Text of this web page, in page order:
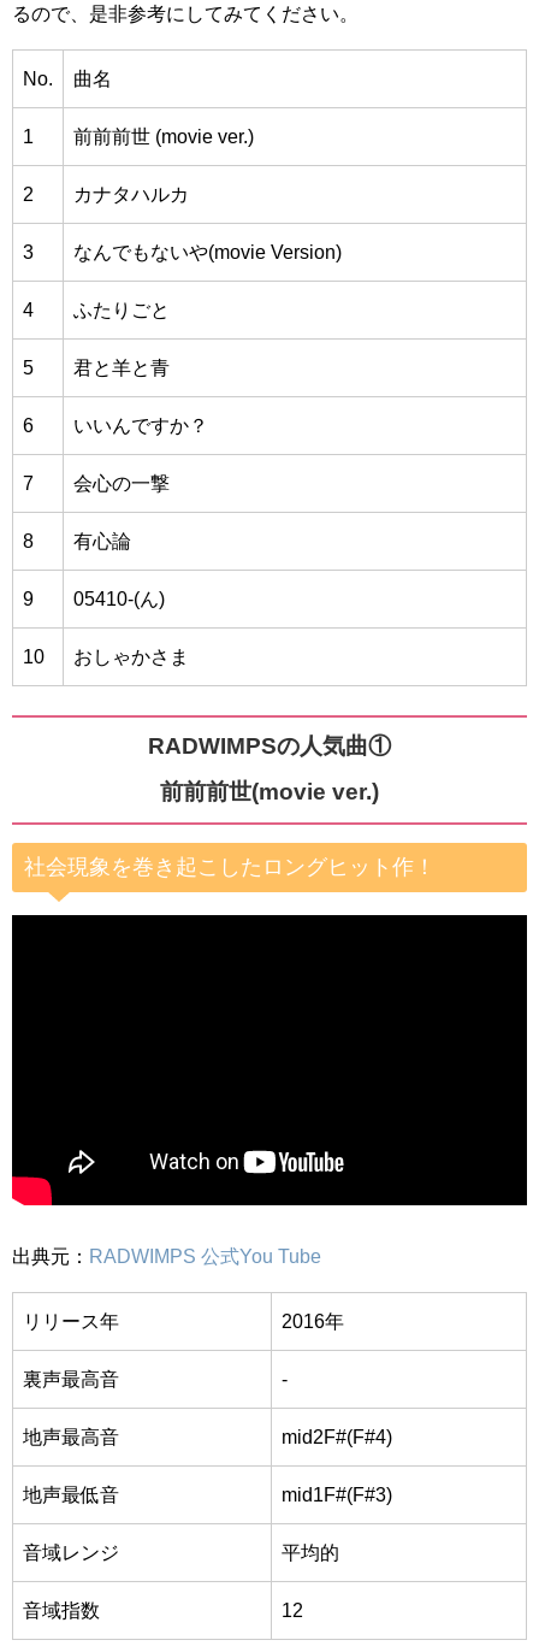
るので、是非参考にしてみてください。
No. 曲名
1 前前前世 (movie ver.)
2 カナタハルカ
3 なんでもないや(movie Version)
4 ふたりごと
5 君と羊と青
6 いいんですか？
7 会心の一撃
8 有心論
9 05410-(ん)
10 おしゃかさま
RADWIMPSの人気曲①
前前前世(movie ver.)
社会現象を巻き起こしたロングヒット作！
出典元： RADWIMPS 公式You Tube
リリース年 2016年
裏声最高音 -
地声最高音 mid2F#(F#4)
地声最低音 mid1F#(F#3)
音域レンジ 平均的
音域指数 12